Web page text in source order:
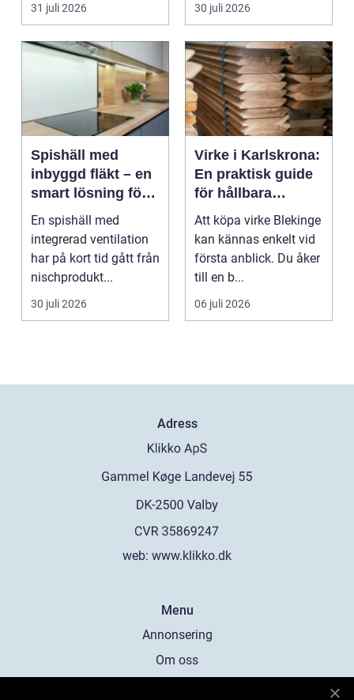
31 juli 2026 30 juli 2026
Spishäll med
inbyggd fläkt – en
smart lösning för
moderna kök
En spishäll med
integrerad ventilation
har på kort tid gått från
nischprodukt...
30 juli 2026
Virke i Karlskrona:
En praktisk guide
för hållbara
byggprojekt
Att köpa virke Blekinge
kan kännas enkelt vid
första anblick. Du åker
till en b...
06 juli 2026
Adress
web: www.klikko.dk
Menu
Annonsering
Om oss